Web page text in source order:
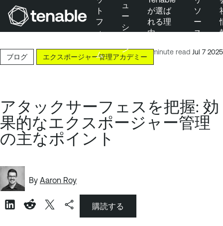
メインコンテンツにスキップ
フッターにスキップ
ト
フ
ォ
ム
ュ
ー
シ
ン
が選ば
れる理
由
ソ
ー
ス
6-minute read Jul 7 2025
ブログ エクスポージャー管理アカデミー
アタックサーフェスを把握: 効
果的なエクスポージャー管理
の主なポイント
By Aaron Roy
購読する